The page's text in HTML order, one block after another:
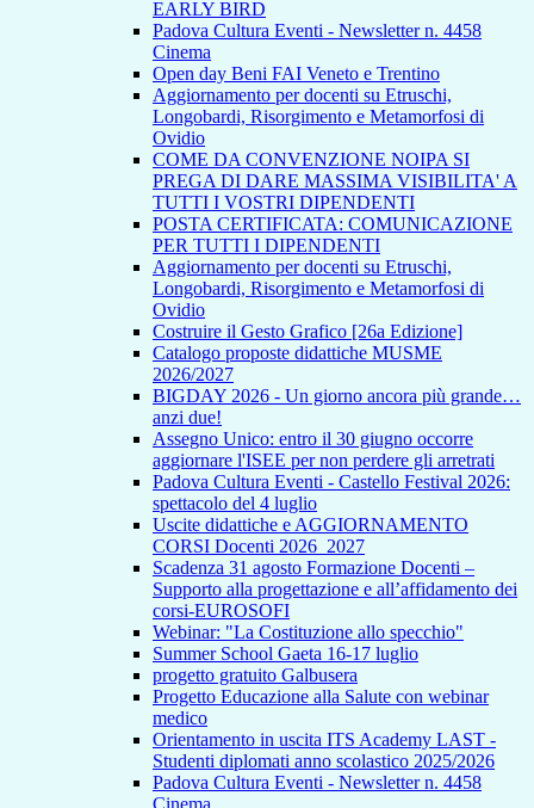
EARLY BIRD
Padova Cultura Eventi - Newsletter n. 4458
Cinema
Open day Beni FAI Veneto e Trentino
Aggiornamento per docenti su Etruschi,
Longobardi, Risorgimento e Metamorfosi di
Ovidio
COME DA CONVENZIONE NOIPA SI
PREGA DI DARE MASSIMA VISIBILITA' A
TUTTI I VOSTRI DIPENDENTI
POSTA CERTIFICATA: COMUNICAZIONE
PER TUTTI I DIPENDENTI
Aggiornamento per docenti su Etruschi,
Longobardi, Risorgimento e Metamorfosi di
Ovidio
Costruire il Gesto Grafico [26a Edizione]
Catalogo proposte didattiche MUSME
2026/2027
BIGDAY 2026 - Un giorno ancora più grande…
anzi due!
Assegno Unico: entro il 30 giugno occorre
aggiornare l'ISEE per non perdere gli arretrati
Padova Cultura Eventi - Castello Festival 2026:
spettacolo del 4 luglio
Uscite didattiche e AGGIORNAMENTO
CORSI Docenti 2026_2027
Scadenza 31 agosto Formazione Docenti –
Supporto alla progettazione e all’affidamento dei
corsi-EUROSOFI
Webinar: "La Costituzione allo specchio"
Summer School Gaeta 16-17 luglio
progetto gratuito Galbusera
Progetto Educazione alla Salute con webinar
medico
Orientamento in uscita ITS Academy LAST -
Studenti diplomati anno scolastico 2025/2026
Padova Cultura Eventi - Newsletter n. 4458